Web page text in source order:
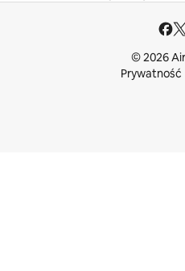
© 2026
Prywatność